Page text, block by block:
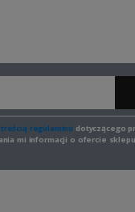
treścią regulaminu dotyczącego
mi informacji o ofercie